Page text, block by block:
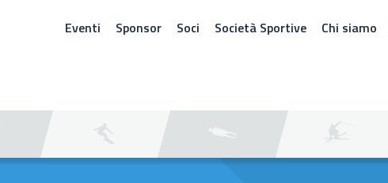
Eventi Sponsor Soci Società Sportive Chi siamo